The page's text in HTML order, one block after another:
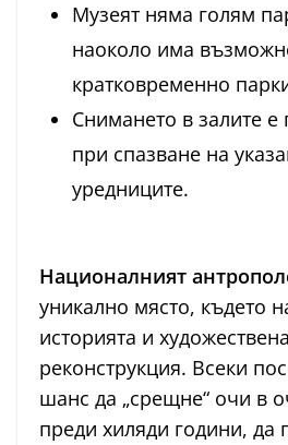
Музеят няма голям
наоколо има
кратковременно
Снимането в залите
при спазване на
уредниците.
Националният
уникално място, където
историята и
реконструкция. Всеки
шанс да „срещне“ очи в
преди хиляди години, да